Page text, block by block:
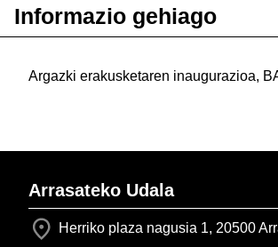
Informazio gehiago
Argazki erakusketaren inaugurazioa,
Arrasateko Udala
Herriko plaza nagusia 1, 20500